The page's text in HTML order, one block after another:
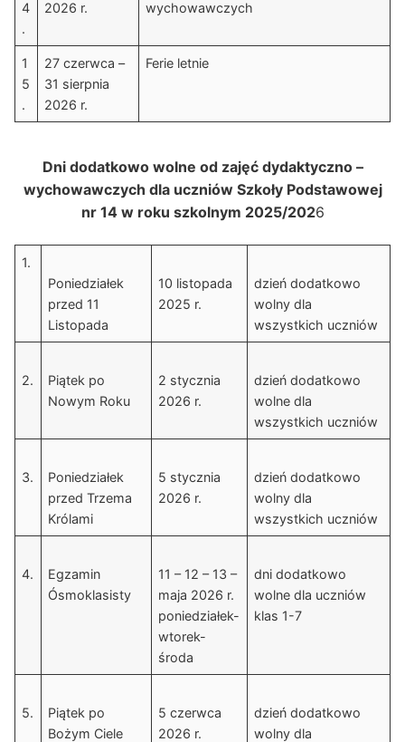
4
.
2026 r. wychowawczych
1
5
.
27 czerwca –
31 sierpnia
2026 r.
Ferie letnie
Dni dodatkowo wolne od zajęć dydaktyczno –
wychowawczych dla uczniów Szkoły Podstawowej
nr 14 w roku szkolnym 2025/2026
1.
Poniedziałek
przed 11
Listopada
10 listopada
2025 r.
dzień dodatkowo
wolny dla
wszystkich uczniów
2.
Piątek po
Nowym Roku
2 stycznia
2026 r.
dzień dodatkowo
wolne dla
wszystkich uczniów
3.
Poniedziałek
przed Trzema
Królami
5 stycznia
2026 r.
dzień dodatkowo
wolny dla
wszystkich uczniów
4.
Egzamin
Ósmoklasisty
11 – 12 – 13 –
maja 2026 r.
poniedziałek-
wtorek-
środa
dni dodatkowo
wolne dla uczniów
klas 1-7
5.
Piątek po
Bożym Ciele
5 czerwca
2026 r.
dzień dodatkowo
wolny dla